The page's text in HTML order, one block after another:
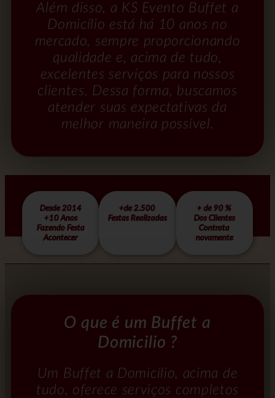
Além disso, a KS Evento Buffet a
Domicílio está há 10 anos no
mercado, sempre proporcionando
qualidade e, acima de tudo,
excelentes serviços para nossos
clientes. Dessa forma, buscamos
atender suas expectativas da
melhor maneira possível.
Desde 2014
+10 Anos
Fazendo Festa
Acontecer
+de 2.500
Festas Realizadas
+ de 90 %
Dos Clientes
Contrata
novamente
O que é um Buffet a
Domicilio ?
Um Buffet a Domicílio, acima de
tudo, oferece serviços completos